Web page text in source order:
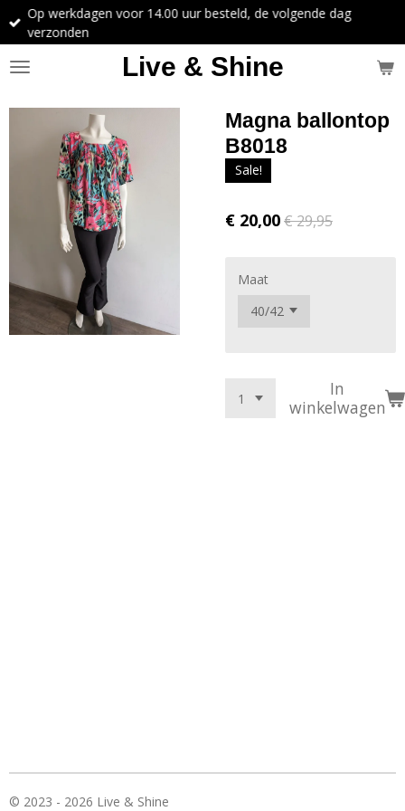
Ga
direct
de
Live & Shine
Op werkdagen voor 14.00 uur besteld, de volgende dag
verzonden
Magna ballontop
B8018
Sale!
€ 20,00€ 29,95
Maat
In
winkelwagen
© 2023 - 2026 Live & Shine